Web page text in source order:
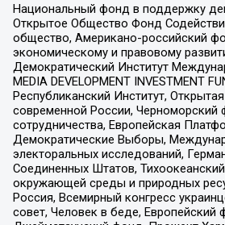
Национальный фонд в поддержку
Открытое Общество Фонд
общество, Американо-российский
экономическому и правовому
Демократический Институт
MEDIA DEVELOPMENT INVESTMENT
Республиканский Институт,
современной России, Черноморский
сотрудничества, Европейская
Демократические Выборы,
электоральных исследований,
Соединенных Штатов,
окружающей среды и природных
Россия, Всемирный конгресс
совет, Человек в беде,